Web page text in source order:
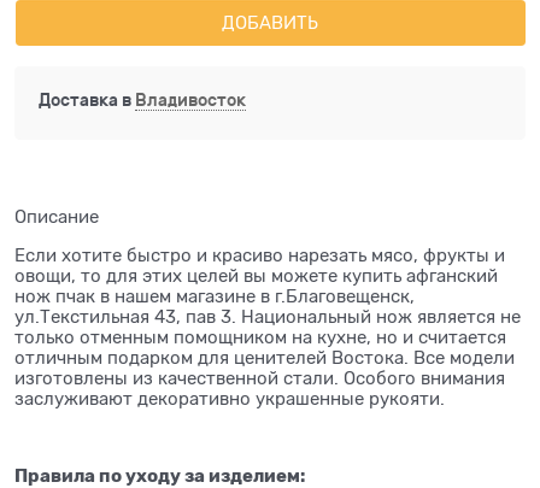
ДОБАВИТЬ
Доставка в Владивосток
Описание
Если хотите быстро и красиво нарезать мясо, фрукты и
овощи, то для этих целей вы можете купить афганский
нож пчак в нашем магазине в г.Благовещенск,
ул.Текстильная 43, пав 3. Национальный нож является не
только отменным помощником на кухне, но и считается
отличным подарком для ценителей Востока. Все модели
изготовлены из качественной стали. Особого внимания
заслуживают декоративно украшенные рукояти.
Правила по уходу за изделием: